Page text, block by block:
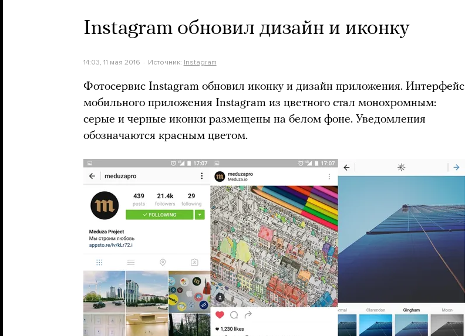
Instagram обновил дизайн и иконку
14:03, 11 мая 2016 Источник: Instagram
Фотосервис Instagram обновил иконку и дизайн приложения. Интерфейс
мобильного приложения Instagram из цветного стал монохромным:
серые и черные иконки размещены на белом фоне. Уведомления
обозначаются красным цветом.